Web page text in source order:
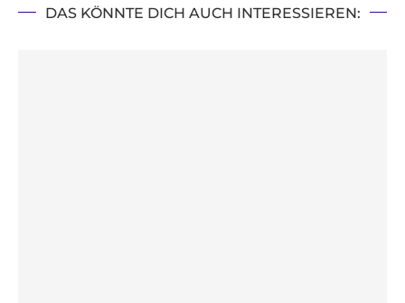
DAS KÖNNTE DICH AUCH INTERESSIEREN: